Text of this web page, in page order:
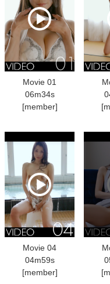
Movie 01
06m34s
[member]
Movie 04
04m59s
[member]